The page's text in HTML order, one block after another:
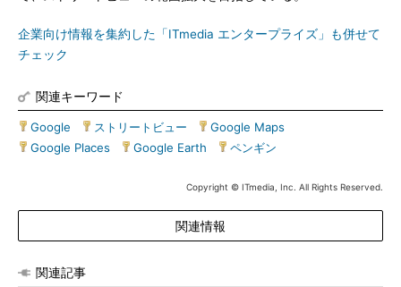
企業向け情報を集約した「ITmedia エンタープライズ」も併せて
チェック
関連キーワード
Google ストリートビュー Google Maps
Google Places
Google Earth ペンギン
Copyright © ITmedia, Inc. All Rights Reserved.
関連情報
関連記事